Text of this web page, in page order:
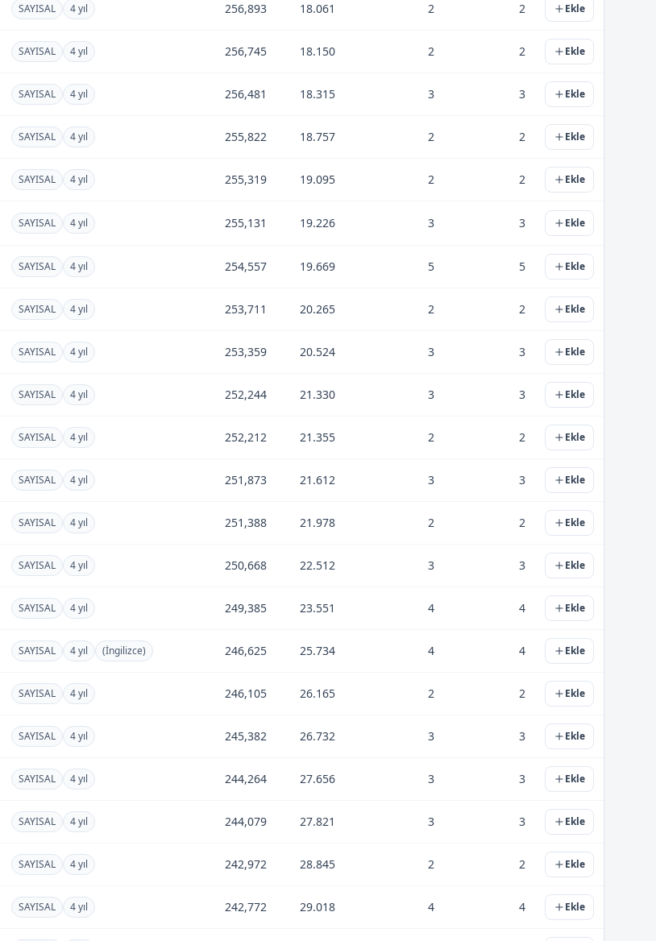
SAYISAL 4 yıl 256,893 18.061 2 2 Ekle
SAYISAL 4 yıl 256,745 18.150 2 2 Ekle
SAYISAL 4 yıl 256,481 18.315 3 3 Ekle
SAYISAL 4 yıl 255,822 18.757 2 2 Ekle
SAYISAL 4 yıl 255,319 19.095 2 2 Ekle
SAYISAL 4 yıl 255,131 19.226 3 3 Ekle
SAYISAL 4 yıl 254,557 19.669 5 5 Ekle
SAYISAL 4 yıl 253,711 20.265 2 2 Ekle
SAYISAL 4 yıl 253,359 20.524 3 3 Ekle
SAYISAL 4 yıl 252,244 21.330 3 3 Ekle
SAYISAL 4 yıl 252,212 21.355 2 2 Ekle
SAYISAL 4 yıl 251,873 21.612 3 3 Ekle
SAYISAL 4 yıl 251,388 21.978 2 2 Ekle
SAYISAL 4 yıl 250,668 22.512 3 3 Ekle
SAYISAL 4 yıl 249,385 23.551 4 4 Ekle
SAYISAL 4 yıl (İngilizce) 246,625 25.734 4 4 Ekle
SAYISAL 4 yıl 246,105 26.165 2 2 Ekle
SAYISAL 4 yıl 245,382 26.732 3 3 Ekle
SAYISAL 4 yıl 244,264 27.656 3 3 Ekle
SAYISAL 4 yıl 244,079 27.821 3 3 Ekle
SAYISAL 4 yıl 242,972 28.845 2 2 Ekle
SAYISAL 4 yıl 242,772 29.018 4 4 Ekle